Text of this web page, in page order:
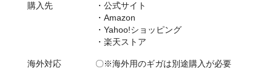
購入先
・公式サイト
・Amazon
・Yahoo!ショッピング
・楽天ストア
海外対応
〇※海外用のギガは別途購入が必要